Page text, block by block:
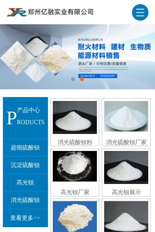
产品中心
PRODUCTS
超细硫酸钡
沉淀硫酸钡
高光钡
消光硫酸钡
查看更多>>
消光硫酸钡粉 消光硫酸钡厂家
高光钡厂家 高光钡展示